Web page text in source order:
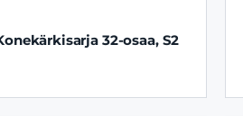
32-osaa, S2